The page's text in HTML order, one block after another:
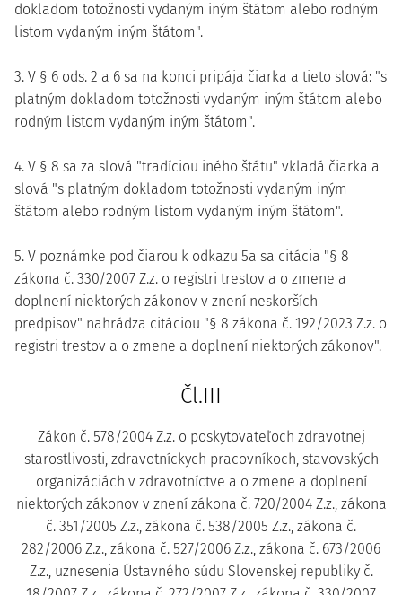
dokladom totožnosti vydaným iným štátom alebo rodným
listom vydaným iným štátom".
3. V § 6 ods. 2 a 6 sa na konci pripája čiarka a tieto slová: "s
platným dokladom totožnosti vydaným iným štátom alebo
rodným listom vydaným iným štátom".
4. V § 8 sa za slová "tradíciou iného štátu" vkladá čiarka a
slová "s platným dokladom totožnosti vydaným iným
štátom alebo rodným listom vydaným iným štátom".
5. V poznámke pod čiarou k odkazu 5a sa citácia "§ 8
zákona č. 330/2007 Z.z. o registri trestov a o zmene a
doplnení niektorých zákonov v znení neskorších
predpisov" nahrádza citáciou "§ 8 zákona č. 192/2023 Z.z. o
registri trestov a o zmene a doplnení niektorých zákonov".
Čl.III
Zákon č. 578/2004 Z.z. o poskytovateľoch zdravotnej
starostlivosti, zdravotníckych pracovníkoch, stavovských
organizáciách v zdravotníctve a o zmene a doplnení
niektorých zákonov v znení zákona č. 720/2004 Z.z., zákona
č. 351/2005 Z.z., zákona č. 538/2005 Z.z., zákona č.
282/2006 Z.z., zákona č. 527/2006 Z.z., zákona č. 673/2006
Z.z., uznesenia Ústavného súdu Slovenskej republiky č.